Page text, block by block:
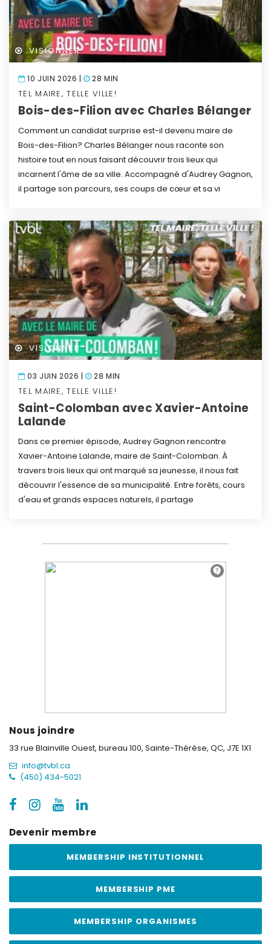
VISIONNER
10 JUIN 2026 | 28 MIN
TEL MAIRE, TELLE VILLE!
Bois-des-Filion avec Charles Bélanger
Comment un candidat surprise est-il devenu maire de
Bois-des-Filion? Charles Bélanger nous raconte son
histoire tout en nous faisant découvrir trois lieux qui
incarnent l'âme de sa ville. Accompagné d'Audrey Gagnon,
il partage son parcours, ses coups de cœur et sa vi
VISIONNER
03 JUIN 2026 | 28 MIN
TEL MAIRE, TELLE VILLE!
Saint-Colomban avec Xavier-Antoine
Lalande
Dans ce premier épisode, Audrey Gagnon rencontre
Xavier-Antoine Lalande, maire de Saint-Colomban. À
travers trois lieux qui ont marqué sa jeunesse, il nous fait
découvrir l'essence de sa municipalité. Entre forêts, cours
d'eau et grands espaces naturels, il partage
Nous joindre
33 rue Blainville Ouest, bureau 100, Sainte-Thérèse, QC, J7E 1X1
info@tvbl.ca
(450) 434-5021
Devenir membre
MEMBERSHIP INSTITUTIONNEL
MEMBERSHIP PME
MEMBERSHIP ORGANISMES